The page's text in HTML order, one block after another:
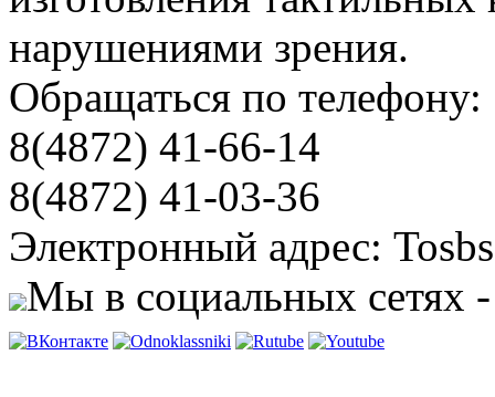
нарушениями зрения.
Обращаться по телефону:
8(4872) 41-66-14
8(4872) 41-03-36
Электронный адрес:
Мы в социальных сетях